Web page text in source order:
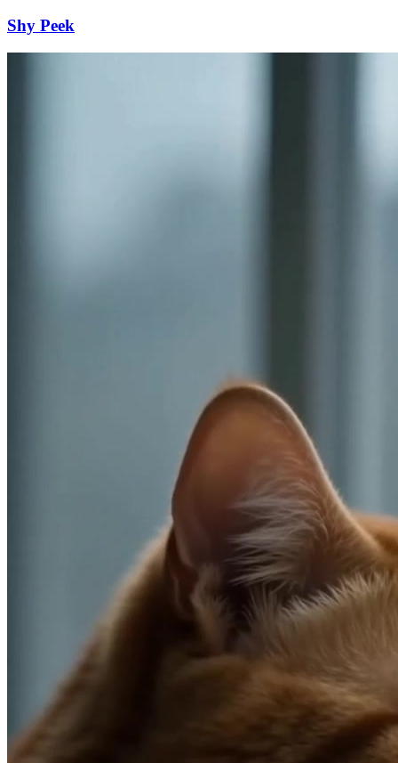
Shy Peek